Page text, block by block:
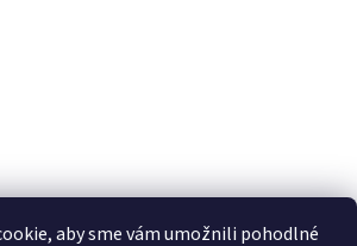
aby sme vám umožnili pohodlné